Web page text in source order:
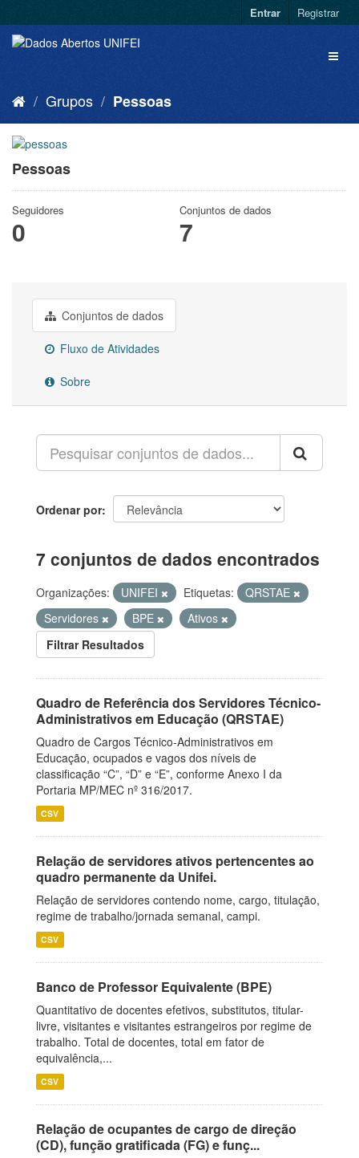
Entrar Registrar
Grupos Pessoas
Pessoas
Seguidores
0
Conjuntos de dados
7
Conjuntos de dados
Fluxo de Atividades
Sobre
Ordenar por
7 conjuntos de dados encontrados
Organizações: UNIFEI Etiquetas:
QRSTAE
Servidores
BPE
Ativos
Filtrar Resultados
Quadro de Referência dos Servidores Técnico-
Administrativos em Educação (QRSTAE)
Quadro de Cargos Técnico-Administrativos em
Educação, ocupados e vagos dos níveis de
classificação “C”, “D” e “E”, conforme Anexo I da
Portaria MP/MEC nº 316/2017.
CSV
Relação de servidores ativos pertencentes ao
quadro permanente da Unifei.
Relação de servidores contendo nome, cargo, titulação,
regime de trabalho/jornada semanal, campi.
CSV
Banco de Professor Equivalente (BPE)
Quantitativo de docentes efetivos, substitutos, titular-
livre, visitantes e visitantes estrangeiros por regime de
trabalho. Total de docentes, total em fator de
equivalência,...
CSV
Relação de ocupantes de cargo de direção
(CD), função gratificada (FG) e funç...